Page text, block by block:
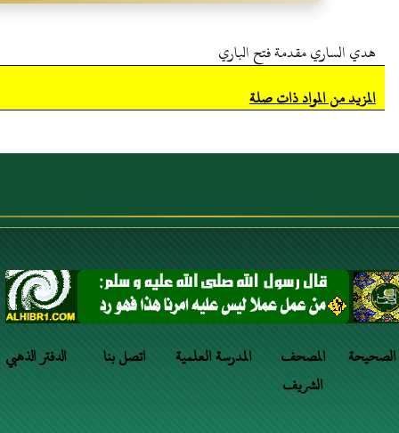
هدي الساري مقدمة فتح الباري
المزيد من المواد ذات صلة
الدفتر الذهبي اتصل بنا المدرسة العلمية
المصحف
الشريف
الصحيحة